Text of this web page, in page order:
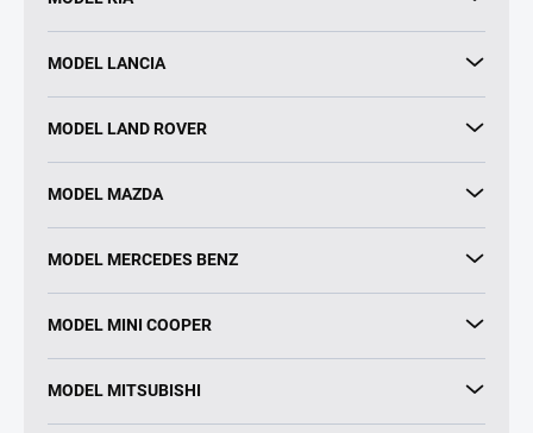
MODEL LANCIA
MODEL LAND ROVER
MODEL MAZDA
MODEL MERCEDES BENZ
MODEL MINI COOPER
MODEL MITSUBISHI